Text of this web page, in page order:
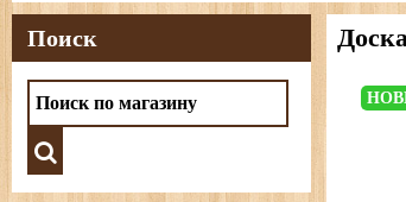
Поиск